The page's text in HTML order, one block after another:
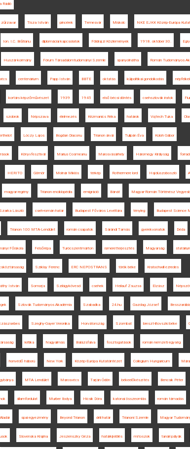
Rádió
zűrzavar Tisza István pincérek Temesvár Miskolc NKE EJKK Közép-Európa
Ion. I.C. Brătianu diplomáciai kapcsolatok Földrajzi Közlemények 1918. október 30.
Huszár-kormány Fórum Társadalomtudományi Szemle spanyolnátha Román Tudományos
centenárium Papp István BBTE oktatás külpolitikai gondolkodás
kortárs képzőművészet 1939 1945 első bécsi döntés csehszlovák iratok
szobrok Népszava élelmezés Krizmanics Réka határok Vojtech Tuka
Lóczy Lajos Bogdan Diaconu Trianon árvái Tulipán Éva Koloh Gábor
Könyvfesztivál Marius Cosmeanu Marosvásárhely Háromegy Királyság
HERITO Gömör Molnár Miklós térkép Rothermere lord Hajdúszoboszló
magyar regény Trianon enciklopédia emigráció Bánát Magyar-Román Történész
Szarka László cseh-román határ Budapest Főváros Levéltára tényleg Budapest Science
Trianon 100 MTA-Lendület román csapatok Sárándi Tamás gyerekvonatok Déda
Főiskola Felsőrépa Turócszentmárton ismeretterjesztés Magyarság
Sziklay Ferenc ERC NEPOSTRANS török béke Kratochwill ezredes
István Somorja Szilágykövesd csehek Heilauf Zsuzsa Elzász
Szlovák Tudományos Akadémia Szabadka 24.hu Gazdag József Besszarábia
Szeghy-Gayer Veronika Horvátország Szombat breszt-litovszki béke
kritika Nagyalmás Balázsfalva fosztogatások román nemzeti egység
honvédő háború New York Közép-Európa Kutatóintézet Collegium Hungaricum
MTA Lendület Marosvécs Tarján Ödön békeelőkészítés Bencsik Péter
államfordulat Murber Ibolya Hicsik Dóra katonai összeomlás román támadás
spai egyezmény Beyond Trianon déli határ Trianoni Szemle Magyar
Slovenska Krajina Jeszenszky Géza határkijelölés mítoszok tanári pályák